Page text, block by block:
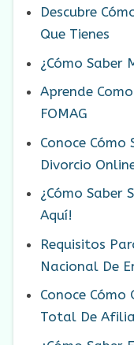
Descubre
Que Tienes
¿Cómo Saber
Aprende
FOMAG
Conoce
Divorcio
¿Cómo Saber
Aquí!
Requisitos
Nacional De
Conoce
Total De